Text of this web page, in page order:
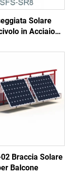
Solare
in Acciaio
02 Braccia Solare
Balcone